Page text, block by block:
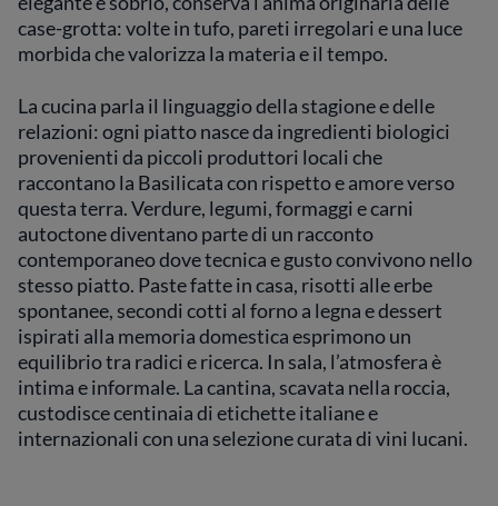
case-grotta: volte in tufo, pareti irregolari e una luce
morbida che valorizza la materia e il tempo.
La cucina parla il linguaggio della stagione e delle
relazioni: ogni piatto nasce da ingredienti biologici
provenienti da piccoli produttori locali che
raccontano la Basilicata con rispetto e amore verso
questa terra. Verdure, legumi, formaggi e carni
autoctone diventano parte di un racconto
contemporaneo dove tecnica e gusto convivono nello
stesso piatto. Paste fatte in casa, risotti alle erbe
spontanee, secondi cotti al forno a legna e dessert
ispirati alla memoria domestica esprimono un
equilibrio tra radici e ricerca. In sala, l’atmosfera è
intima e informale. La cantina, scavata nella roccia,
custodisce centinaia di etichette italiane e
internazionali con una selezione curata di vini lucani.